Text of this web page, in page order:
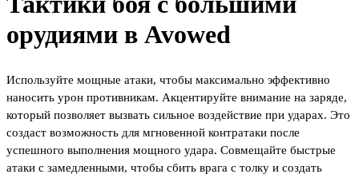
орудиями в Avowed
Используйте мощные атаки, чтобы максимально эффективно
наносить урон противникам. Акцентируйте внимание на заряде,
который позволяет вызвать сильное воздействие при ударах. Это
создаст возможность для мгновенной контратаки после
успешного выполнения мощного удара. Совмещайте быстрые
атаки с замедленными, чтобы сбить врага с толку и создать